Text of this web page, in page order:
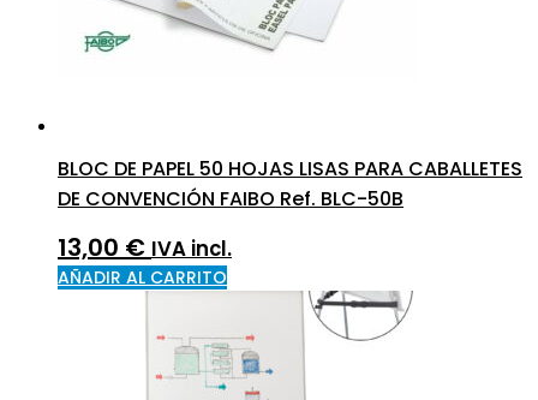
BLOC DE PAPEL 50 HOJAS LISAS PARA CABALLETES
DE CONVENCIÓN FAIBO Ref. BLC-50B
13,00 € IVA incl.
AÑADIR AL CARRITO